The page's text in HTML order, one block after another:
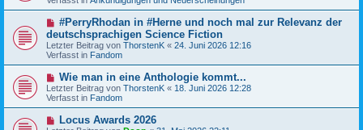
i
t
a
g
e
B
e
i
t
r
a
g
N
u
e
r
B
e
i
t
r
a
g
#PerryRhodan in #Herne und noch mal zur Relevanz der
deutschsprachigen Science Fiction
Letzter Beitrag von ThorstenK « 24. Juni 2026 12:16
Verfasst in Fandom
N
e
u
e
B
Wie man in eine Anthologie kommt...
Letzter Beitrag von ThorstenK « 18. Juni 2026 12:28
Verfasst in Fandom
N
e
Locus Awards 2026